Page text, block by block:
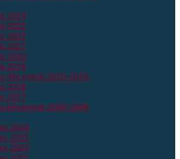
2024
2023
2022
2021
2020
2019
décennie 2010-2019
2018
2017
décennie 2000-2009
2024
2023
2022